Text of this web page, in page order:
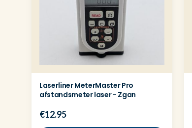
Laserliner MeterMaster Pro
afstandsmeter laser - Zgan
€12.95